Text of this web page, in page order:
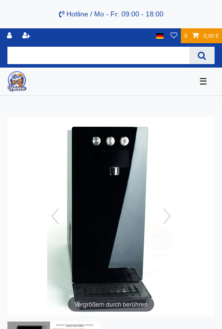
Hotline / Mo - Fr: 09:00 - 18:00
0 0,00 €
☰
Vergrößern durch berühren